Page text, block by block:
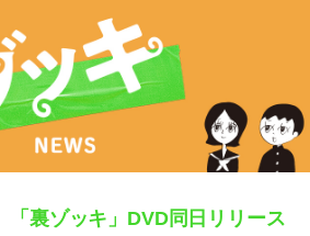
「裏ゾッキ」DVD同日リリース